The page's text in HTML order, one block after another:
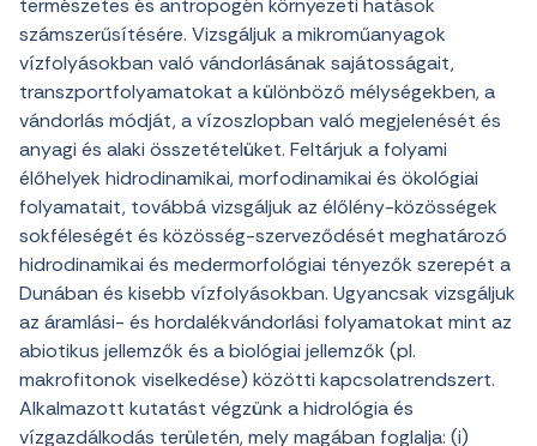
számszerűsítésére. Vizsgáljuk a mikroműanyagok
vízfolyásokban való vándorlásának sajátosságait,
transzportfolyamatokat a különböző mélységekben, a
vándorlás módját, a vízoszlopban való megjelenését és
anyagi és alaki összetételüket. Feltárjuk a folyami
élőhelyek hidrodinamikai, morfodinamikai és ökológiai
folyamatait, továbbá vizsgáljuk az élőlény-közösségek
sokféleségét és közösség-szerveződését meghatározó
hidrodinamikai és medermorfológiai tényezők szerepét a
Dunában és kisebb vízfolyásokban. Ugyancsak vizsgáljuk
az áramlási- és hordalékvándorlási folyamatokat mint az
abiotikus jellemzők és a biológiai jellemzők (pl.
makrofitonok viselkedése) közötti kapcsolatrendszert.
Alkalmazott kutatást végzünk a hidrológia és
vízgazdálkodás területén, mely magában foglalja: (i)